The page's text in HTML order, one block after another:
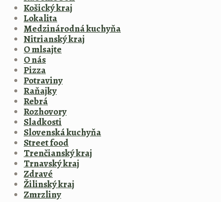
Košický kraj
Lokalita
Medzinárodná kuchyňa
Nitrianský kraj
O mlsajte
O nás
Pizza
Potraviny
Raňajky
Rebrá
Rozhovory
Sladkosti
Slovenská kuchyňa
Street food
Trenčianský kraj
Trnavský kraj
Zdravé
Žilinský kraj
Zmrzliny